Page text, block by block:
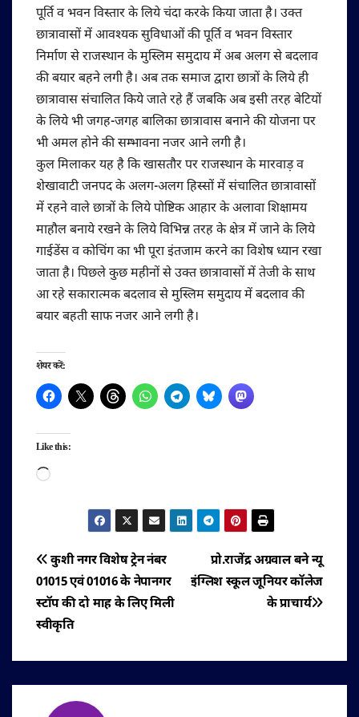
पूर्ति व भवन विस्तार के लिये चंदा करके किया जाता है। उक्त
छात्रावासों में आवश्यक सुविधाओं की पूर्ति व भवन विस्तार
निर्माण से राजस्थान के मुस्लिम समुदाय में अब अलग से बदलाव
की बयार बहने लगी है। अब तक समाज द्वारा छात्रों के लिये ही
छात्रावास संचालित किये जाते रहे हैं जबकि अब इसी तरह बेटियों
के लिये भी जगह-जगह बालिका छात्रावास बनाने की योजना पर
भी अमल होने की सम्भावना नजर आने लगी है।
कुल मिलाकर यह है कि खासतौर पर राजस्थान के मारवाड़ व
शेखावाटी जनपद के अलग-अलग हिस्सों में संचालित छात्रावासों
में रहने वाले छात्रों के लिये पोष्टिक आहार के अलावा शिक्षामय
माहौल बनाये रखने के लिये विभिन्न तरह के क्षेत्र में जाने के लिये
गाईडेंस व कोचिंग का भी पूरा इंतजाम करने का विशेष ध्यान रखा
जाता है। पिछले कुछ महीनों से उक्त छात्रावासों में तेजी के साथ
आ रहे सकारात्मक बदलाव से मुस्लिम समुदाय में बदलाव की
बयार बहती साफ नजर आने लगी है।
शेयर करें:
Like this:
Loading…
पोस्ट
नेविगेशन
प्रो.राजेंद्र अग्रवाल बने न्यू
इंग्लिश स्कूल जूनियर कॉलेज
के प्राचार्य
कुशी नगर विशेष ट्रेन नंबर
01015 एवं 01016 के नेपानगर
स्टॉप की दो माह के लिए मिली
स्वीकृति